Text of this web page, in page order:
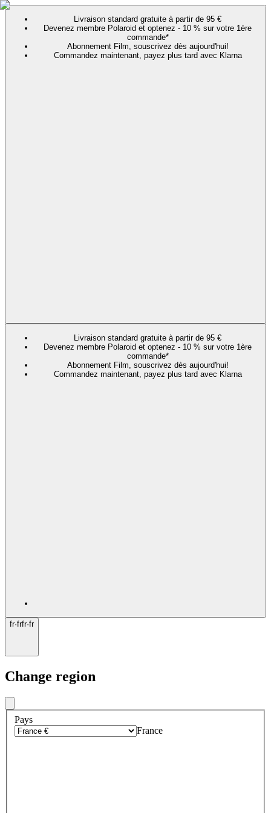
Livraison standard gratuite à partir de 95 €
Devenez membre Polaroid et optenez - 10 % sur votre 1ère
commande*
Abonnement Film, souscrivez dès aujourd'hui!
Commandez maintenant, payez plus tard avec Klarna
Livraison standard gratuite à partir de 95 €
Devenez membre Polaroid et optenez - 10 % sur votre 1ère
commande*
Abonnement Film, souscrivez dès aujourd'hui!
Commandez maintenant, payez plus tard avec Klarna
fr·frfr·fr
Change region
Pays
France